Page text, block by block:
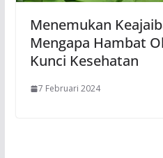
Menemukan
Mengapa Hambat
Kunci Kesehatan
7 Februari 2024